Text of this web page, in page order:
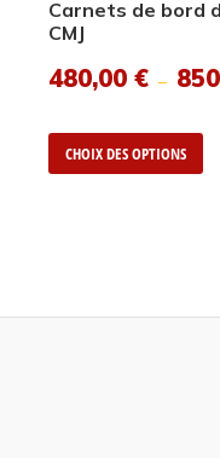
Carnets de bord
CMJ
480,00 € –
CHOIX DES OPTIONS